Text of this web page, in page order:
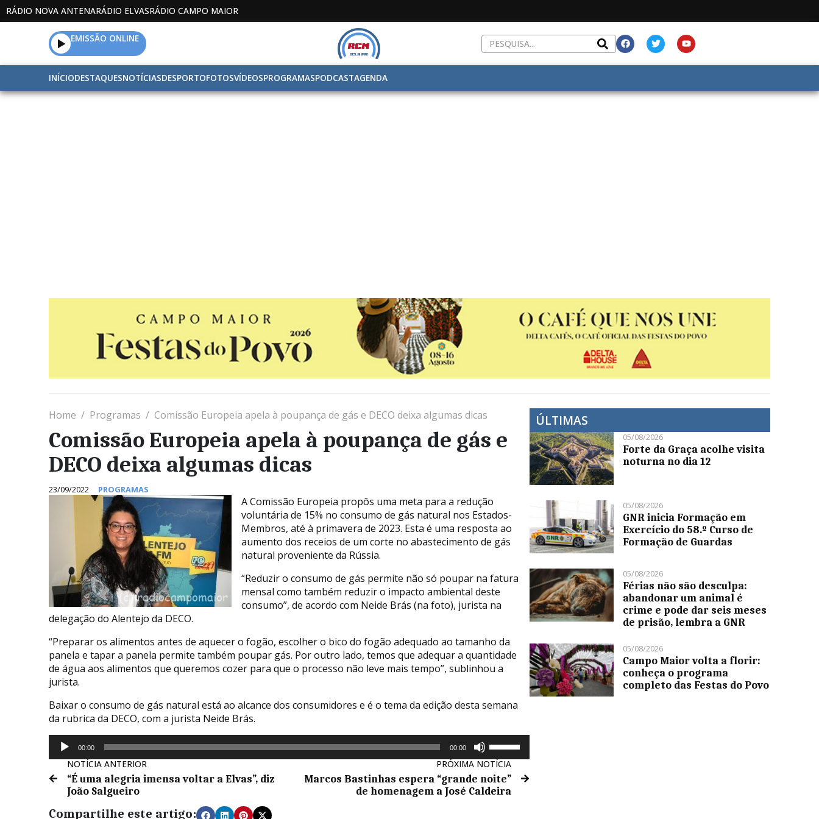
RÁDIO NOVA ANTENARÁDIO ELVASRÁDIO CAMPO MAIOR
EMISSÃO ONLINE
INÍCIODESTAQUESNOTÍCIASDESPORTOFOTOSVÍDEOSPROGRAMASPODCASTAGENDA
Home Programas Comissão Europeia apela à poupança de gás e DECO deixa algumas dicas
Comissão Europeia apela à poupança de gás e
DECO deixa algumas dicas
23/09/2022 PROGRAMAS
A Comissão Europeia propôs uma meta para a redução
voluntária de 15% no consumo de gás natural nos Estados-
Membros, até à primavera de 2023. Esta é uma resposta ao
aumento dos receios de um corte no abastecimento de gás
natural proveniente da Rússia.
“Reduzir o consumo de gás permite não só poupar na fatura
mensal como também reduzir o impacto ambiental deste
consumo”, de acordo com Neide Brás (na foto), jurista na
delegação do Alentejo da DECO.
“Preparar os alimentos antes de aquecer o fogão, escolher o bico do fogão adequado ao tamanho da
panela e tapar a panela permite também poupar gás. Por outro lado, temos que adequar a quantidade
de água aos alimentos que queremos cozer para que o processo não leve mais tempo”, sublinhou a
jurista.
Baixar o consumo de gás natural está ao alcance dos consumidores e é o tema da edição desta semana
da rubrica da DECO, com a jurista Neide Brás.
Reprodutor
áudio
00:00 00:00
setas
cima/baixo
para
NOTÍCIA ANTERIOR
“É uma alegria imensa voltar a Elvas”, diz
João Salgueiro
PRÓXIMA NOTÍCIA
Marcos Bastinhas espera “grande noite”
de homenagem a José Caldeira
Compartilhe este artigo:
ÚLTIMAS
05/08/2026
Forte da Graça acolhe visita
noturna no dia 12
05/08/2026
GNR inicia Formação em
Exercício do 58.º Curso de
Formação de Guardas
05/08/2026
Férias não são desculpa:
abandonar um animal é
crime e pode dar seis meses
de prisão, lembra a GNR
05/08/2026
Campo Maior volta a florir:
conheça o programa
completo das Festas do Povo